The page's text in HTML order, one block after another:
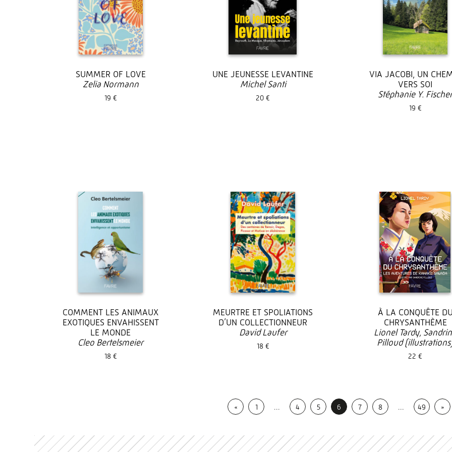
SUMMER OF LOVE
Zelia Normann
19 €
UNE JEUNESSE LEVANTINE
Michel Santi
20 €
VIA JACOBI, UN
VERS SOI
Stéphanie Y. Fischer
19 €
COMMENT LES ANIMAUX
EXOTIQUES ENVAHISSENT
LE MONDE
Cleo Bertelsmeier
18 €
MEURTRE ET SPOLIATIONS
D’UN COLLECTIONNEUR
David Laufer
18 €
À LA CONQUÊTE
CHRYSANTHÈME
Lionel Tardy,
Pilloud
22 €
« 1 … 4 5 6 7 8 … 49 »